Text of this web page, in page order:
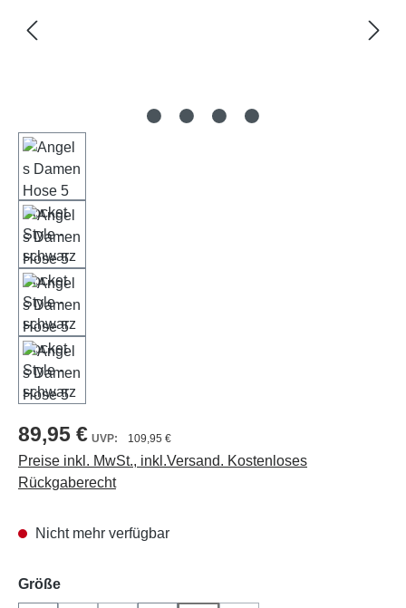
89,95 € 109,95 €
Preise inkl. MwSt., inkl.Versand. Kostenloses
Rückgaberecht
Nicht mehr verfügbar
Größeauswählen